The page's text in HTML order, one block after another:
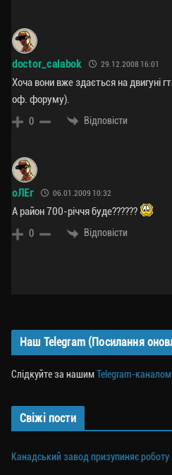
doctor_calabok 29.12.2008 16:01
Хоча вони вже здається на двигуні
оф. форуму).
0 Відповісти
оЛЕг 06.01.2009 10:32
А район 700-річчя буде??????
0 Відповісти
Наш Telegram (Посилання
Слідкуйте за нашимTelegram-каналом
Свіжі пости
Канадський завод призупиняє роботу